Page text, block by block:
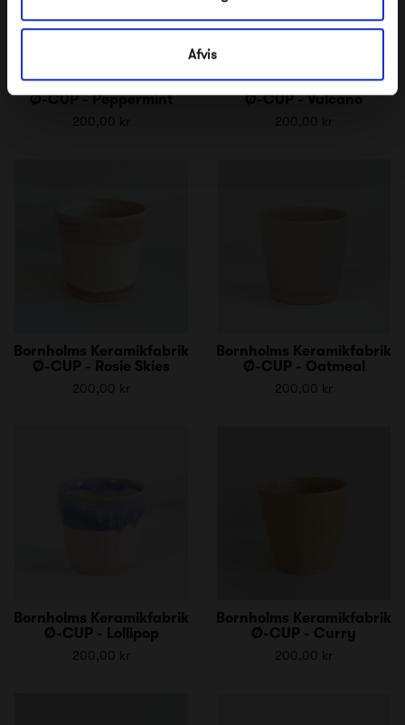
Afvis
Bornholms Keramikfabrik
Ø-CUP - Peppermint
Bornholms Keramikfabrik
Ø-CUP - Vulcano
Bornholms Keramikfabrik
Ø-CUP - Rosie Skies
200,00 kr
Bornholms Keramikfabrik
Ø-CUP - Oatmeal
200,00 kr
Bornholms Keramikfabrik
Ø-CUP - Lollipop
200,00 kr
Bornholms Keramikfabrik
Ø-CUP - Curry
200,00 kr